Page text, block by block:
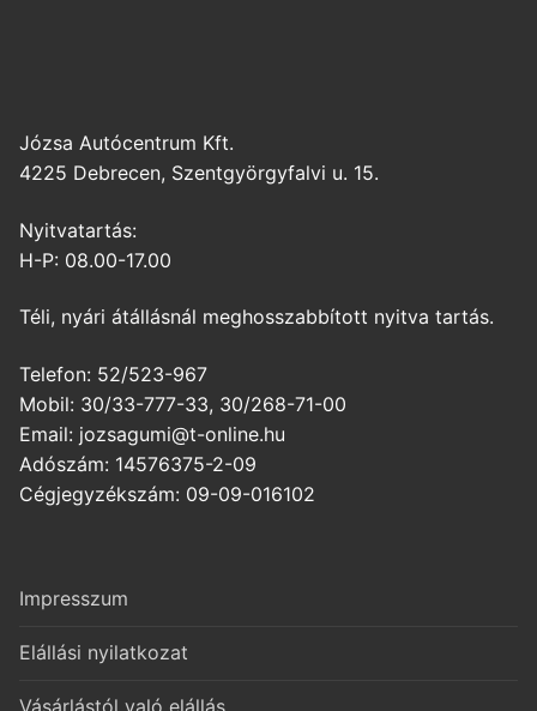
Józsa Autócentrum Kft.
4225 Debrecen, Szentgyörgyfalvi u. 15.
Nyitvatartás:
H-P: 08.00-17.00
Téli, nyári átállásnál meghosszabbított nyitva tartás.
Telefon: 52/523-967
Mobil: 30/33-777-33, 30/268-71-00
Email: jozsagumi@t-online.hu
Adószám: 14576375-2-09
Cégjegyzékszám: 09-09-016102
Impresszum
Elállási nyilatkozat